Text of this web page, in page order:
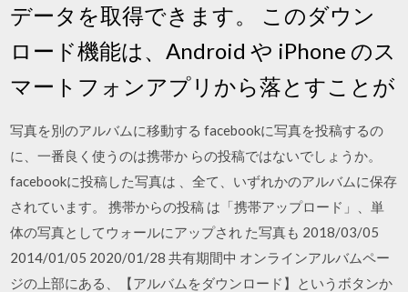
データを取得できます。 このダウン
ロード機能は、Android や iPhone のス
マートフォンアプリから落とすことが
写真を別のアルバムに移動する facebookに写真を投稿するの
に、一番良く使うのは携帯か らの投稿ではないでしょうか。
facebookに投稿した写真は 、全て、いずれかのアルバムに保存
されています。 携帯からの投稿 は「携帯アップロード」、単
体の写真としてウォールにアップされ た写真も 2018/03/05
2014/01/05 2020/01/28 共有期間中 オンラインアルバムペー
ジの上部にある、【アルバムをダウンロード】というボタンか